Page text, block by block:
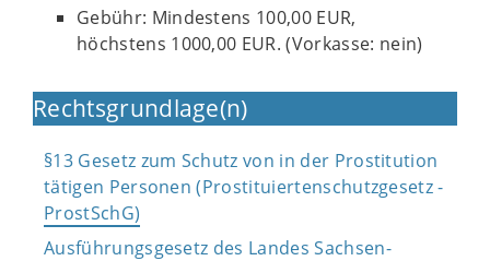
Gebühr: Mindestens 100,00 EUR,
höchstens 1000,00 EUR. (Vorkasse: nein)
Rechtsgrundlage(n)
§13 Gesetz zum Schutz von in der Prostitution
tätigen Personen (Prostituiertenschutzgesetz -
ProstSchG)
Ausführungsgesetz des Landes Sachsen-